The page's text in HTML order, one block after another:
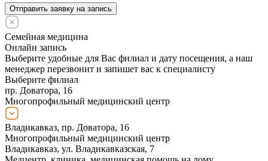
Отправить заявку на запись
Семейная медицина
Онлайн запись
Выберите удобные для Вас филиал и дату посещения, а наш
менеджер перезвонит и запишет вас к специалисту
Выберите филиал
пр. Доватора, 16
Многопрофильный медицинский центр
Владикавказ, пр. Доватора, 16
Многопрофильный медицинский центр
Владикавказ, ул. Владикавказская, 7